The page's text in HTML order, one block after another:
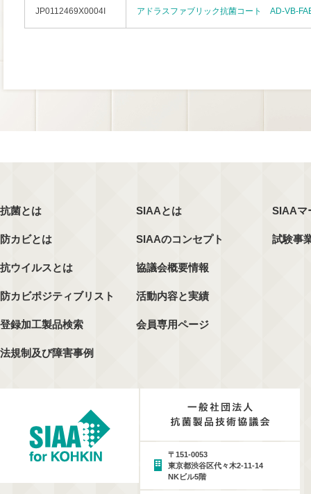
JP0112469X0004I アドラスファブリック抗菌コート AD-VB-
抗菌とは
防カビとは
抗ウイルスとは
防カビポジティブリスト
登録加工製品検索
法規制及び障害事例
SIAAとは
SIAAのコンセプト
協議会概要情報
活動内容と実績
会員専用ページ
SIAAマ
試験事
〒151-0053
東京都渋谷区代々木2-11-14
NKビル5階